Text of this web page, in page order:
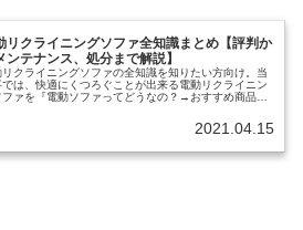
リクライニングソファ全知識まとめ【評判か
ンテナンス、処分まで解説】
リクライニングソファの全知識を知りたい方向け。当
では、快適にくつろぐことが出来る電動リクライニン
ファを『電動ソファってどうなの？→おすすめ商品→
2021.04.15